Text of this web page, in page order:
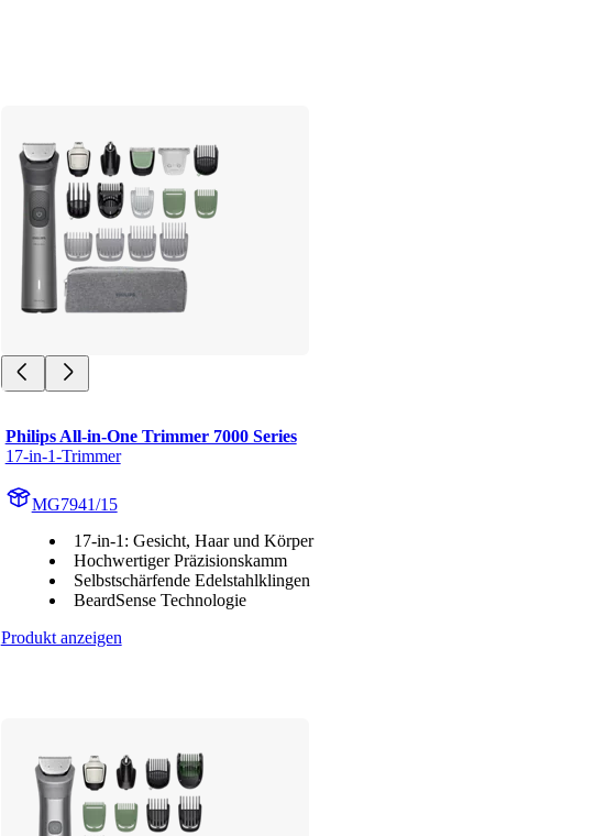
Philips All-in-One Trimmer 7000 Series
17-in-1-Trimmer
MG7941/15
17-in-1: Gesicht, Haar und Körper
Hochwertiger Präzisionskamm
Selbstschärfende Edelstahlklingen
BeardSense Technologie
Produkt anzeigen